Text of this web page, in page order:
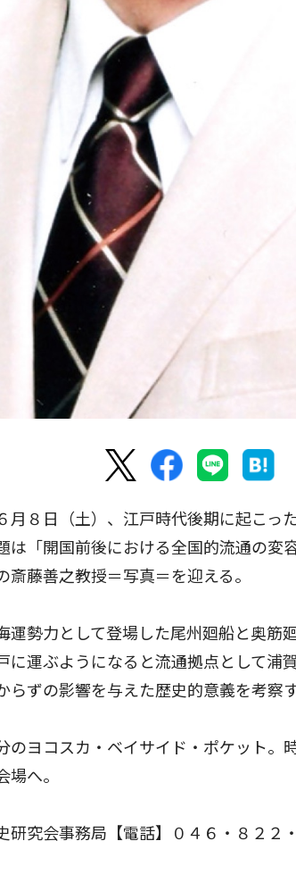
８日（土）、江戸時代後期に起こっ
は「開国前後における全国的流通の変
藤善之教授＝写真＝を迎える。
勢力として登場した尾州廻船と奥筋
に運ぶようになると流通拠点として浦
ずの影響を与えた歴史的意義を考察す
ヨコスカ・ベイサイド・ポケット。
へ。
究会事務局【電話】０４６・８２２